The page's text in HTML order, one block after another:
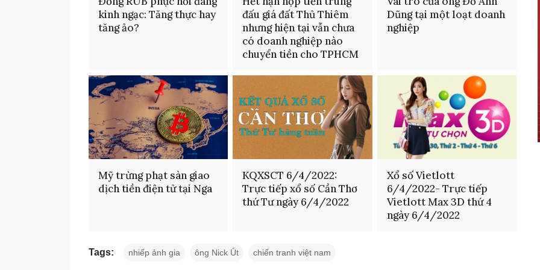
kinh ngạc: Tăng thực hay
tăng ảo?
đấu giá đất Thủ Thiêm
nhưng hiện tại vẫn chưa
có doanh nghiệp nào
chuyển tiền cho TPHCM
Dũng tại một loạt doanh
nghiệp
Mỹ trừng phạt sàn giao
dịch tiền điện tử tại Nga
KQXSCT 6/4/2022:
Trực tiếp xổ số Cần Thơ
thứ Tư ngày 6/4/2022
Xổ số Vietlott
6/4/2022- Trực tiếp
Vietlott Max 3D thứ 4
ngày 6/4/2022
Tags: nhiếp ảnh gia ông Nick Út chiến tranh việt nam